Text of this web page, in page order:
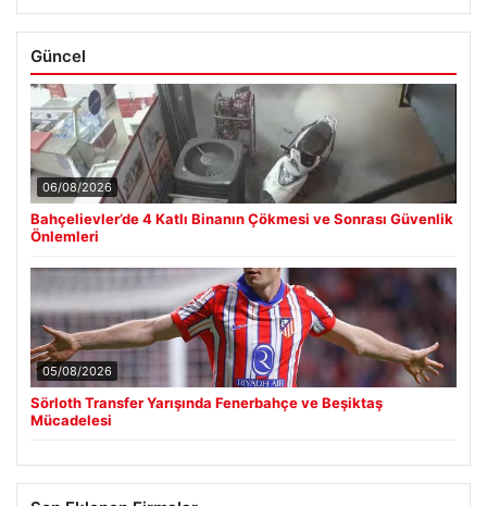
Güncel
06/08/2026
Bahçelievler’de 4 Katlı Binanın Çökmesi ve Sonrası Güvenlik
Önlemleri
05/08/2026
Sörloth Transfer Yarışında Fenerbahçe ve Beşiktaş
Mücadelesi